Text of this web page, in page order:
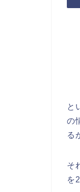
と
の
る
そ
を